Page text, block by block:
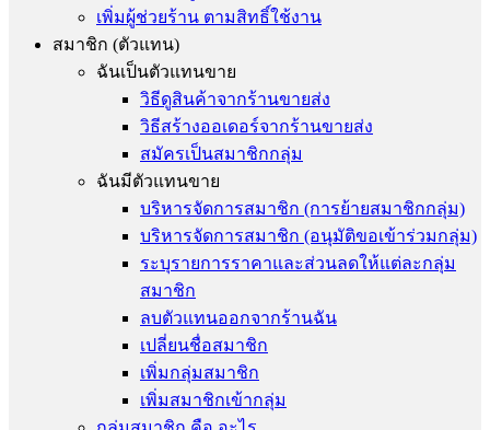
เพิ่มผู้ช่วยร้าน ตามสิทธิ์ใช้งาน
สมาชิก (ตัวแทน)
ฉันเป็นตัวแทนขาย
วิธีดูสินค้าจากร้านขายส่ง
วิธีสร้างออเดอร์จากร้านขายส่ง
สมัครเป็นสมาชิกกลุ่ม
ฉันมีตัวแทนขาย
บริหารจัดการสมาชิก (การย้ายสมาชิกกลุ่ม)
บริหารจัดการสมาชิก (อนุมัติขอเข้าร่วมกลุ่ม)
ระบุรายการราคาและส่วนลดให้แต่ละกลุ่ม
สมาชิก
ลบตัวแทนออกจากร้านฉัน
เปลี่ยนชื่อสมาชิก
เพิ่มกลุ่มสมาชิก
เพิ่มสมาชิกเข้ากลุ่ม